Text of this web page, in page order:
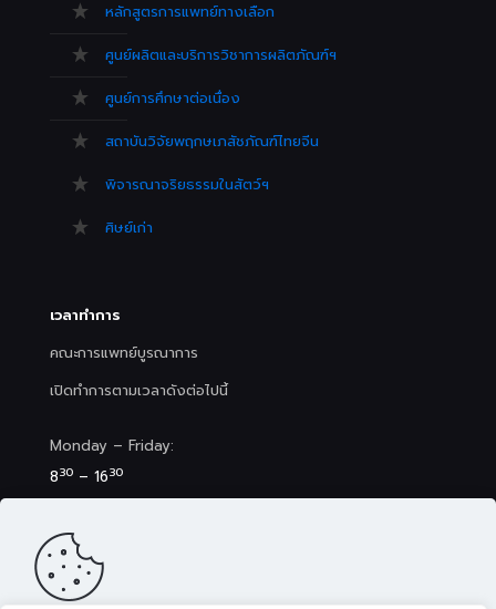
หลักสูตรการแพทย์ทางเลือก
ศูนย์ผลิตและบริการวิชาการผลิตภัณฑ์ฯ
ศูนย์การศึกษาต่อเนื่อง
สถาบันวิจัยพฤกษเภสัชภัณฑ์ไทยจีน
พิจารณาจริยธรรมในสัตว์ฯ
ศิษย์เก่า
เวลาทำการ
คณะการแพทย์บูรณาการ
เปิดทำการตามเวลาดังต่อไปนี้
Monday – Friday:
830 – 1630
8 30– 17